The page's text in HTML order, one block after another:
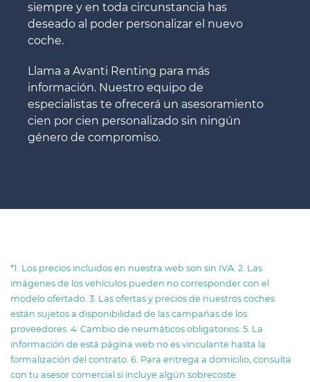
siempre y en toda circunstancia has
deseado al poder personalizar el nuevo
coche.
Llama a Avanti Renting para más
información. Nuestro equipo de
especialistas te ofrecerá un asesoramiento
cien por cien personalizado sin ningún
género de compromiso.
*1. Los precios incluidos en nuestra web son sin IVA. 2. Las
imágenes de los vehículos pueden no corresponder con el
modelo ofertado. 3. Las ofertas y precios de nuestros coches
están sujetos a disponibilidad de las campañas de los
proveedores. 4. Cambio de neumáticos obligatorios. 5. La
información de está página web no es vinculante hasta la
formalización del contrato. 6. Para entrega a domicilio, consulta
con tu asesor comercial si incluye algún sobrecoste.